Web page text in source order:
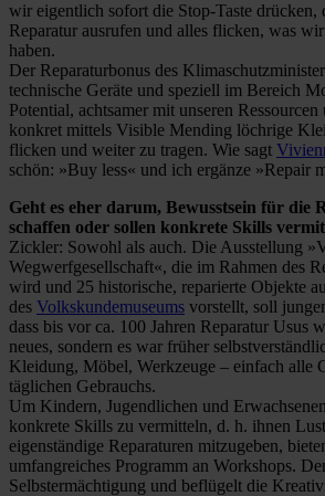
wir eigentlich sofort die Stop-Taste drücken,
Reparatur ausrufen und alles flicken, was
haben.
Der Reparaturbonus des
technische Geräte und speziell im Bereich
Potential, achtsamer mit unseren
konkret mittels Visible Mending löchrige
flicken und weiter zu tragen. Wie sagt
schön: »Buy less« und ich ergänze »Repair
Geht es eher darum, Bewusstsein für die
schaffen oder sollen konkrete Skills
Zickler: Sowohl als auch. Die Ausstellung
Wegwerfgesellschaft«, die im Rahmen des
wird und 25 historische, reparierte Objekte
des Volkskundemuseums vorstellt, soll
dass bis vor ca. 100 Jahren Reparatur Usus
neues, sondern es war früher
Kleidung, Möbel, Werkzeuge – einfach alle
täglichen Gebrauchs.
Um Kindern, Jugendlichen und
konkrete Skills zu vermitteln, d. h. ihnen
eigenständige Reparaturen mitzugeben,
umfangreiches Programm an Workshops.
Selbstermächtigung und beflügelt die